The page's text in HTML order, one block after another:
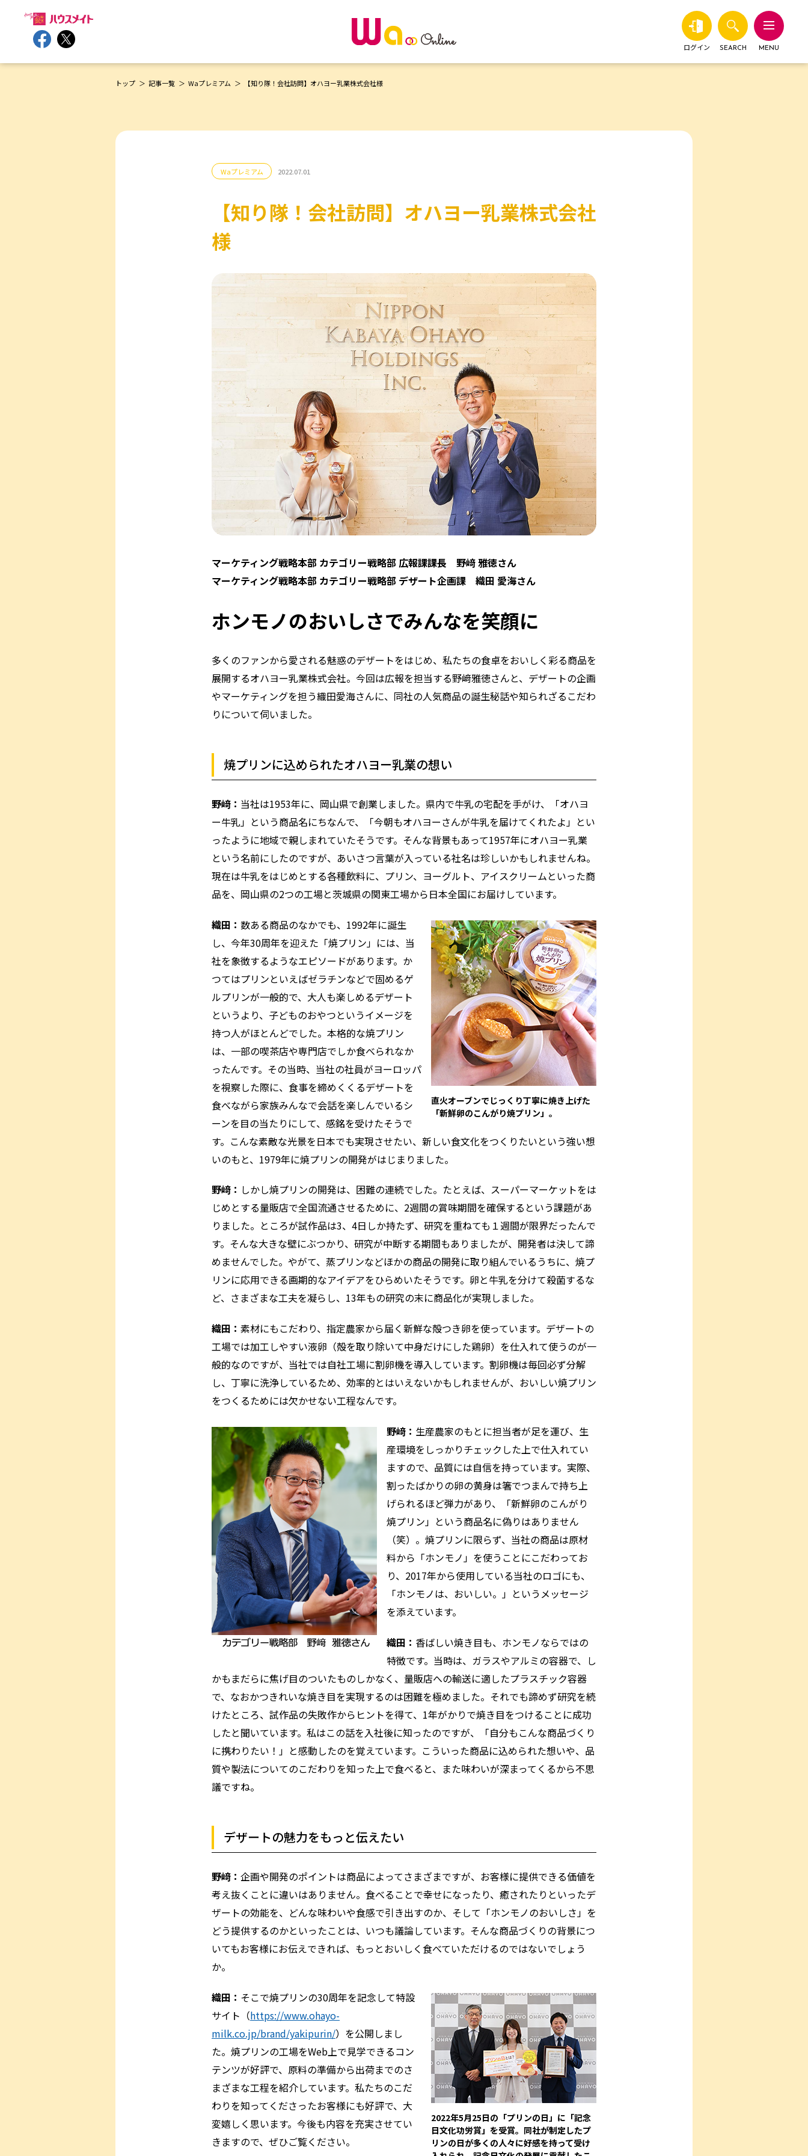
MENU
SEARCH
ログイン
トップ 記事一覧 Waプレミアム 【知り隊！会社訪問】オハヨー乳業株式会社様
Waプレミアム 2022.07.01
【知り隊！会社訪問】オハヨー乳業株式会社
様
マーケティング戦略本部 カテゴリー戦略部 広報課課長 野﨑 雅徳さん
マーケティング戦略本部 カテゴリー戦略部 デザート企画課 織田 愛海さん
ホンモノのおいしさでみんなを笑顔に
多くのファンから愛される魅惑のデザートをはじめ、私たちの食卓をおいしく彩る商品を
展開するオハヨー乳業株式会社。今回は広報を担当する野﨑雅徳さんと、デザートの企画
やマーケティングを担う織田愛海さんに、同社の人気商品の誕生秘話や知られざるこだわ
りについて伺いました。
焼プリンに込められたオハヨー乳業の想い
野﨑： 当社は1953年に、岡山県で創業しました。県内で牛乳の宅配を手がけ、「オハヨ
ー牛乳」という商品名にちなんで、「今朝もオハヨーさんが牛乳を届けてくれたよ」とい
ったように地域で親しまれていたそうです。そんな背景もあって1957年にオハヨー乳業
という名前にしたのですが、あいさつ言葉が入っている社名は珍しいかもしれませんね。
現在は牛乳をはじめとする各種飲料に、プリン、ヨーグルト、アイスクリームといった商
品を、岡山県の2つの工場と茨城県の関東工場から日本全国にお届けしています。
直火オーブンでじっくり丁寧に焼き上げた
「新鮮卵のこんがり焼プリン」。
織田： 数ある商品のなかでも、1992年に誕生
し、今年30周年を迎えた「焼プリン」には、当
社を象徴するようなエピソードがあります。か
つてはプリンといえばゼラチンなどで固めるゲ
ルプリンが一般的で、大人も楽しめるデザート
というより、子どものおやつというイメージを
持つ人がほとんどでした。本格的な焼プリン
は、一部の喫茶店や専門店でしか食べられなか
ったんです。その当時、当社の社員がヨーロッパ
を視察した際に、食事を締めくくるデザートを
食べながら家族みんなで会話を楽しんでいるシ
ーンを目の当たりにして、感銘を受けたそうで
す。こんな素敵な光景を日本でも実現させたい、新しい食文化をつくりたいという強い想
いのもと、1979年に焼プリンの開発がはじまりました。
野﨑： しかし焼プリンの開発は、困難の連続でした。たとえば、スーパーマーケットをは
じめとする量販店で全国流通させるために、2週間の賞味期間を確保するという課題があ
りました。ところが試作品は3、4日しか持たず、研究を重ねても１週間が限界だったんで
す。そんな大きな壁にぶつかり、研究が中断する期間もありましたが、開発者は決して諦
めませんでした。やがて、蒸プリンなどほかの商品の開発に取り組んでいるうちに、焼プ
リンに応用できる画期的なアイデアをひらめいたそうです。卵と牛乳を分けて殺菌するな
ど、さまざまな工夫を凝らし、13年もの研究の末に商品化が実現しました。
織田： 素材にもこだわり、指定農家から届く新鮮な殻つき卵を使っています。デザートの
工場では加工しやすい液卵（殻を取り除いて中身だけにした鶏卵）を仕入れて使うのが一
般的なのですが、当社では自社工場に割卵機を導入しています。割卵機は毎回必ず分解
し、丁寧に洗浄しているため、効率的とはいえないかもしれませんが、おいしい焼プリン
をつくるためには欠かせない工程なんです。
野﨑： 生産農家のもとに担当者が足を運び、生
産環境をしっかりチェックした上で仕入れてい
ますので、品質には自信を持っています。実際、
割ったばかりの卵の黄身は箸でつまんで持ち上
げられるほど弾力があり、「新鮮卵のこんがり
焼プリン」という商品名に偽りはありません
（笑）。焼プリンに限らず、当社の商品は原材
料から「ホンモノ」を使うことにこだわってお
り、2017年から使用している当社のロゴにも、
「ホンモノは、おいしい。」というメッセージ
を添えています。
織田： 香ばしい焼き目も、ホンモノならではの
特徴です。当時は、ガラスやアルミの容器で、し
かもまだらに焦げ目のついたものしかなく、量販店への輸送に適したプラスチック容器
で、なおかつきれいな焼き目を実現するのは困難を極めました。それでも諦めず研究を続
けたところ、試作品の失敗作からヒントを得て、1年がかりで焼き目をつけることに成功
したと聞いています。私はこの話を入社後に知ったのですが、「自分もこんな商品づくり
に携わりたい！」と感動したのを覚えています。こういった商品に込められた想いや、品
質や製法についてのこだわりを知った上で食べると、また味わいが深まってくるから不思
議ですね。
デザートの魅力をもっと伝えたい
野﨑： 企画や開発のポイントは商品によってさまざまですが、お客様に提供できる価値を
考え抜くことに違いはありません。食べることで幸せになったり、癒されたりといったデ
ザートの効能を、どんな味わいや食感で引き出すのか、そして「ホンモノのおいしさ」を
どう提供するのかといったことは、いつも議論しています。そんな商品づくりの背景につ
いてもお客様にお伝えできれば、もっとおいしく食べていただけるのではないでしょう
か。
2022年5月25日の「プリンの日」に「記念
日文化功労賞」を受賞。同社が制定したプ
リンの日が多くの人々に好感を持って受け
織田： そこで焼プリンの30周年を記念して特設
サイト（https://www.ohayo-
milk.co.jp/brand/yakipurin/）を公開しまし
た。焼プリンの工場をWeb上で見学できるコン
テンツが好評で、原料の準備から出荷までのさ
まざまな工程を紹介しています。私たちのこだ
わりを知ってくださったお客様にも好評で、大
変嬉しく思います。今後も内容を充実させてい
きますので、ぜひご覧ください。